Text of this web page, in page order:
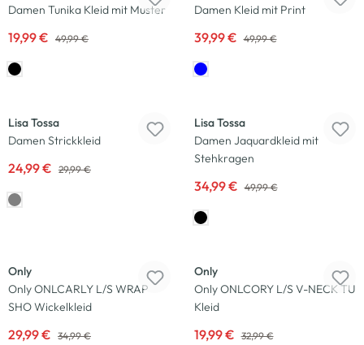
Damen Tunika Kleid mit Muster
19,99 € 49,99 €
Damen Kleid mit Print
39,99 € 49,99 €
Lisa Tossa
Damen Strickkleid
24,99 € 29,99 €
Lisa Tossa
Damen Jaquardkleid mit
Stehkragen
34,99 € 49,99 €
Only
Only ONLCARLY L/S WRAP
SHO Wickelkleid
29,99 € 34,99 €
Only
Only ONLCORY L/S V-NECK TU
Kleid
19,99 € 32,99 €